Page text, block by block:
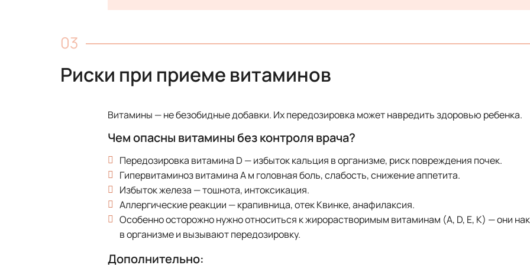
Риски при приеме витаминов
Витамины — не безобидные добавки. Их передозировка может навредить здоровью ребенка.
Чем опасны витамины без контроля врача?
Передозировка витамина D — избыток кальция в организме, риск повреждения почек.
Гипервитаминоз витамина A м головная боль, слабость, снижение аппетита.
Избыток железа — тошнота, интоксикация.
Аллергические реакции — крапивница, отек Квинке, анафилаксия.
Особенно осторожно нужно относиться к жирорастворимым витаминам (A, D, E, K) — они
в организме и вызывают передозировку.
Дополнительно: